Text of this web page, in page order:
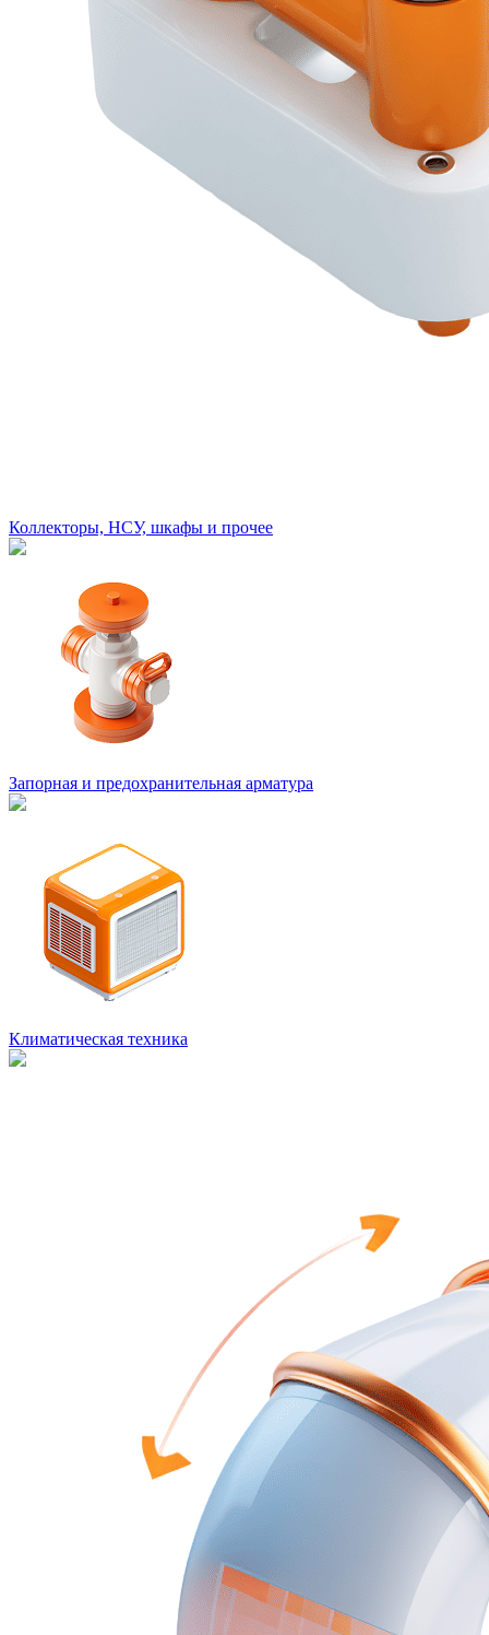
Коллекторы, НСУ, шкафы и прочее
Запорная и предохранительная арматура
Климатическая техника